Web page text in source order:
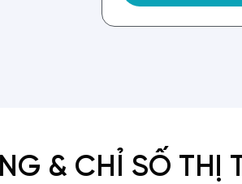
& CHỈ SỐ THỊ